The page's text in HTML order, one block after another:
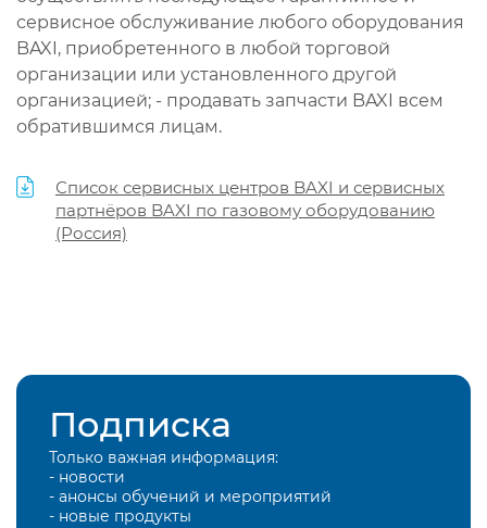
сервисное обслуживание любого оборудования
BAXI, приобретенного в любой торговой
организации или установленного другой
организацией; - продавать запчасти BAXI всем
обратившимся лицам.
Список сервисных центров BAXI и сервисных
партнёров BAXI по газовому оборудованию
(Россия)
Подписка
Только важная информация:
- новости
- анонсы обучений и мероприятий
- новые продукты